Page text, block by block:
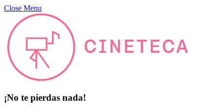
Close Menu
¡No te pierdas nada!